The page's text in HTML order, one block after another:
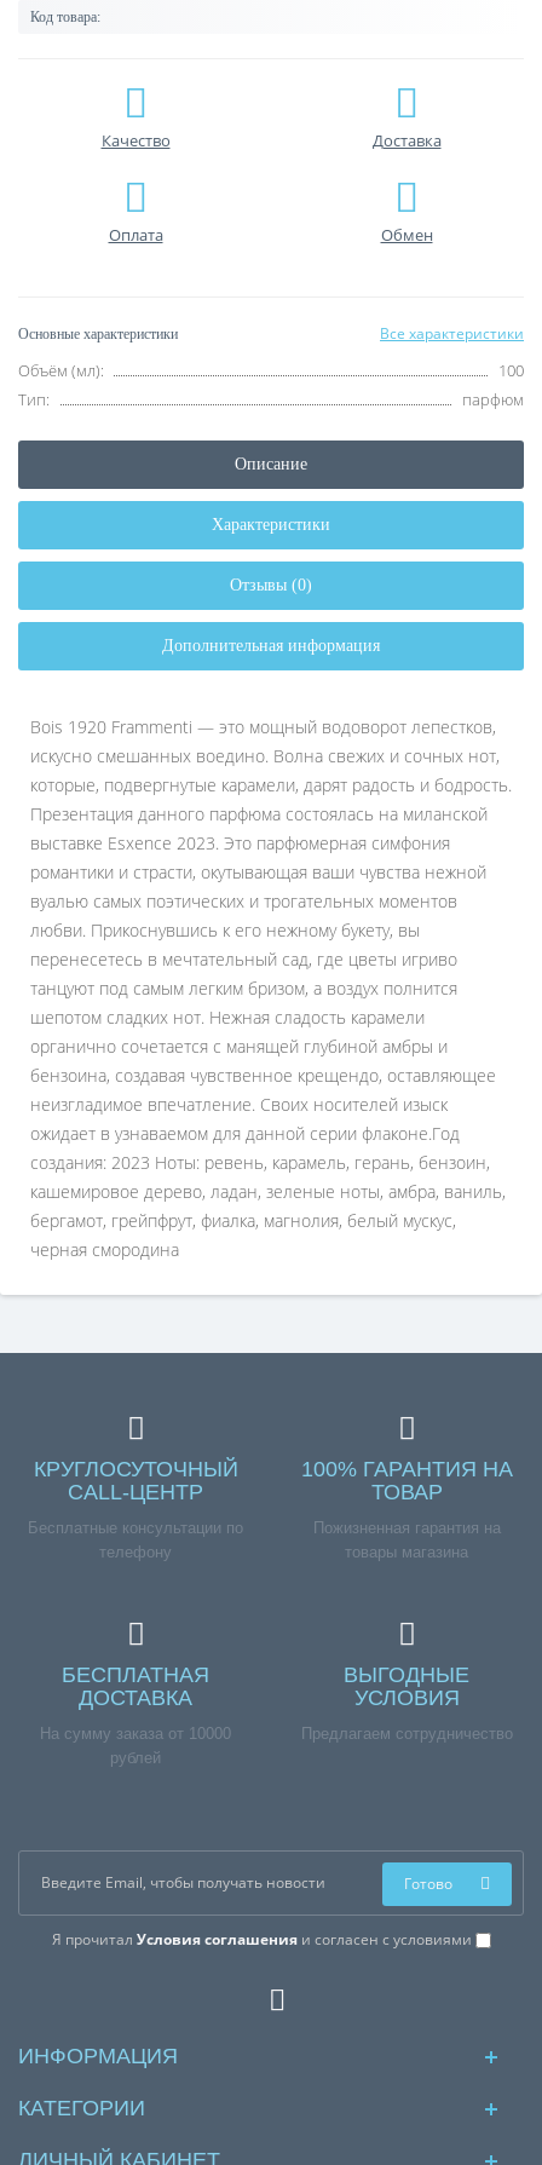
Код товара:
Качество Доставка
Оплата Обмен
Основные характеристики Все характеристики
Объём (мл):
100
Тип:
парфюм
Описание
Характеристики
Отзывы (0)
Дополнительная информация
Bois 1920 Frammenti — это мощный водоворот лепестков,
искусно смешанных воедино. Волна свежих и сочных нот,
которые, подвергнутые карамели, дарят радость и бодрость.
Презентация данного парфюма состоялась на миланской
выставке Esxence 2023. Это парфюмерная симфония
романтики и страсти, окутывающая ваши чувства нежной
вуалью самых поэтических и трогательных моментов
любви. Прикоснувшись к его нежному букету, вы
перенесетесь в мечтательный сад, где цветы игриво
танцуют под самым легким бризом, а воздух полнится
шепотом сладких нот. Нежная сладость карамели
органично сочетается с манящей глубиной амбры и
бензоина, создавая чувственное крещендо, оставляющее
неизгладимое впечатление. Своих носителей изыск
ожидает в узнаваемом для данной серии флаконе.Год
создания: 2023 Ноты: ревень, карамель, герань, бензоин,
кашемировое дерево, ладан, зеленые ноты, амбра, ваниль,
бергамот, грейпфрут, фиалка, магнолия, белый мускус,
черная смородина
КРУГЛОСУТОЧНЫЙ
CALL-ЦЕНТР
Бесплатные консультации по
телефону
100% ГАРАНТИЯ НА
ТОВАР
Пожизненная гарантия на
товары магазина
БЕСПЛАТНАЯ
ДОСТАВКА
На сумму заказа от 10000
рублей
ВЫГОДНЫЕ
УСЛОВИЯ
Предлагаем сотрудничество
Я прочитал Условия соглашенияи согласен с условиями
Готово
ИНФОРМАЦИЯ
КАТЕГОРИИ
ЛИЧНЫЙ КАБИНЕТ